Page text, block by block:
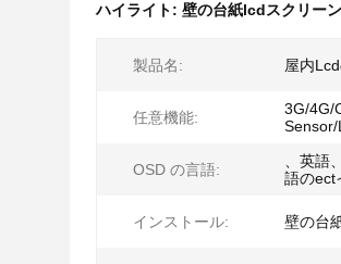
ハイライト: 壁の台紙lcdスクリーン
製品名: 屋内
任意機能:
3G/4G/
OSD の言語:
、英語
語のect
インストール: 壁の台